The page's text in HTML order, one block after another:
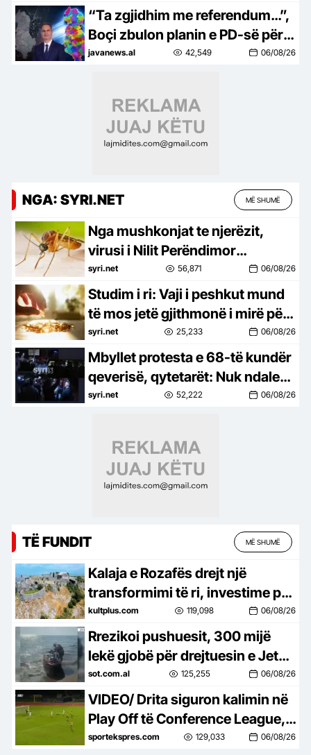
“Ta zgjidhim me referendum…”,
Boçi zbulon planin e PD-së për
të penguar uljen e numrit të
javanews.al 42,549 06/08/26
NGA: SYRI.NET MË SHUMË
Nga mushkonjat te njerëzit,
virusi i Nilit Perëndimor
përhapet në 7 vende të Europës,
94 raste në Itali dhe 6 viktima në
Greqi
syri.net 56,871 06/08/26
Studim i ri: Vaji i peshkut mund
të mos jetë gjithmonë i mirë për
trurin, sidomos pas dëmtimeve
syri.net 25,233 06/08/26
Mbyllet protesta e 68-të kundër
qeverisë, qytetarët: Nuk ndalemi
deri në largimin e Ramës
syri.net 52,222 06/08/26
TË FUNDIT MË SHUMË
Kalaja e Rozafës drejt një
transformimi të ri, investime për
trashëgiminë dhe turizmin
kultplus.com 119,098 06/08/26
Rrezikoi pushuesit, 300 mijë
lekë gjobë për drejtuesin e Jet
Ski në Zvërnec
sot.com.al 125,255 06/08/26
VIDEO/ Drita siguron kalimin në
Play Off të Conference League, e
mbyll me një ndeshje takimin
sportekspres.com 129,033 06/08/26